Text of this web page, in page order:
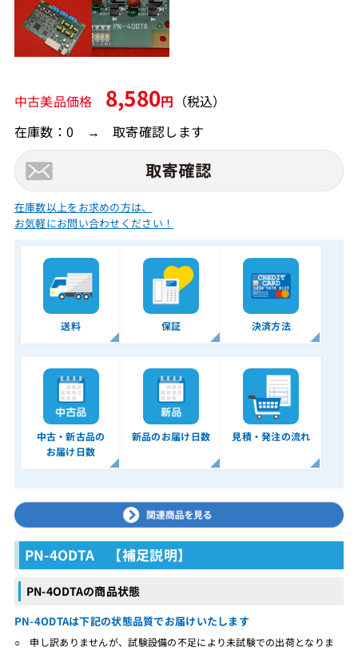
中古美品価格 8,580円 （税込）
在庫数：0 → 取寄確認します
在庫数以上をお求めの方は、
お気軽にお問い合わせください！
送料 保証 決済方法
中古・新古品の
お届け日数
新品のお届け日数 見積・発注の流れ
PN-4ODTA 【補足説明】
PN-4ODTAの商品状態
PN-4ODTAは下記の状態品質でお届けいたします
○ 申し訳ありませんが、試験設備の不足により未試験での出荷となりま